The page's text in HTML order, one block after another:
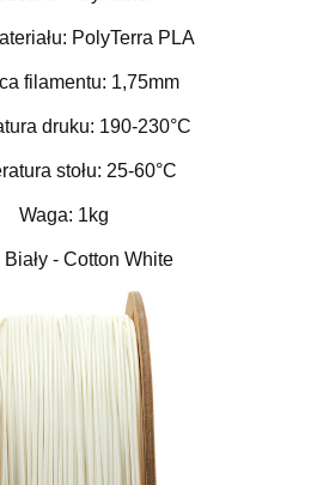
PolyTerra PLA
filamentu: 1,75mm
druku: 190-230°C
stołu: 25-60°C
Waga: 1kg
Biały - Cotton White